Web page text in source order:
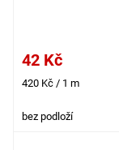
42 Kč
Měrná
420 Kč / 1 m
bez podloží